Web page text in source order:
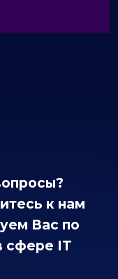
к нам
Вас по
сфере IT